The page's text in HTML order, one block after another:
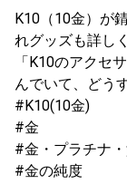
K10（10金）が
れグッズも詳し
「K10のアクセ
んでいて、どう
#K10(10金)
#金
#金・プラチナ
#金の純度